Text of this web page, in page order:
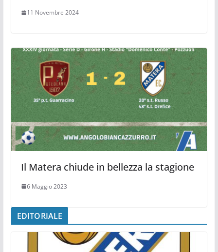
11 Novembre 2024
Il Matera chiude in bellezza la stagione
6 Maggio 2023
EDITORIALE